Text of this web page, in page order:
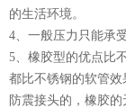
的生活环境。
4、一般压力只能承
5、橡胶型的优点比
都比不锈钢的软管
防震接头的，橡胶的